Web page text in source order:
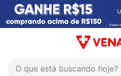
O que está buscando hoje?